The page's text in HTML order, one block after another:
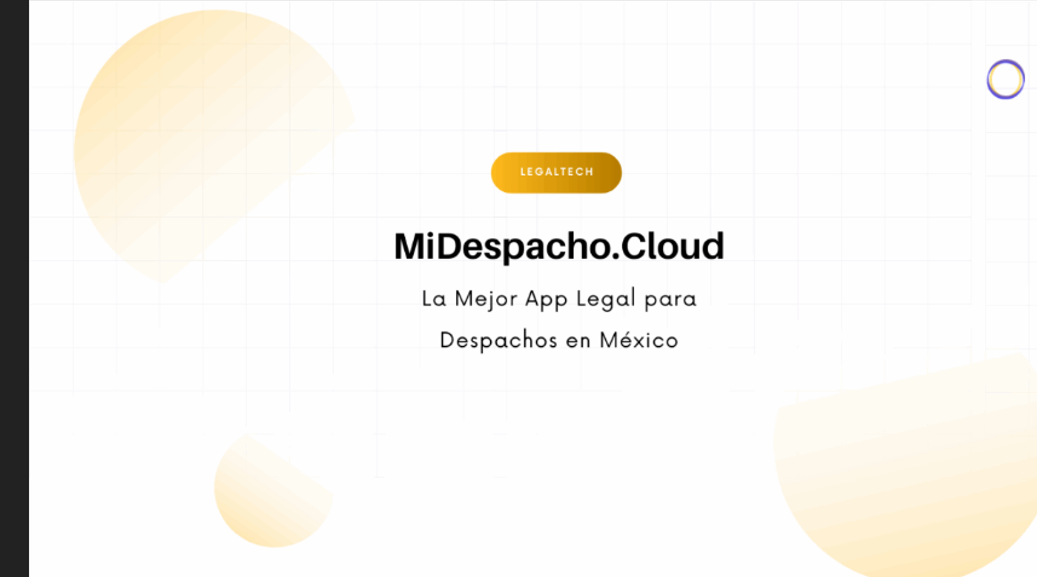
MiDespacho.Cloud: La Mejor Herramienta
SaaS para la Gestión Legal en México